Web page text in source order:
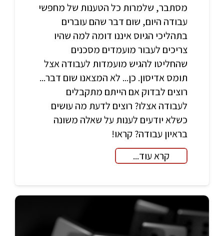
מסתבר, שלמרות כל הטענות של מחפשי
עבודה היום, שום דבר שהם עוברים
בתהליכי הגיוס איננו דומה למה שהיו
צריכים לעבור מועמדים מסכנים
שהחליטו להגיש מועמדות לעבודה אצל
תומס אדיסון. כן... לא המצאנו שום דבר...
רוצים לבדוק אם הייתם מתקבלים
לעבודה אצלו? רוצים לדעת מה עושים
כשלא יודעים לענות על שאלה משונה
בראיון עבודה? קראו!
קרא עוד...